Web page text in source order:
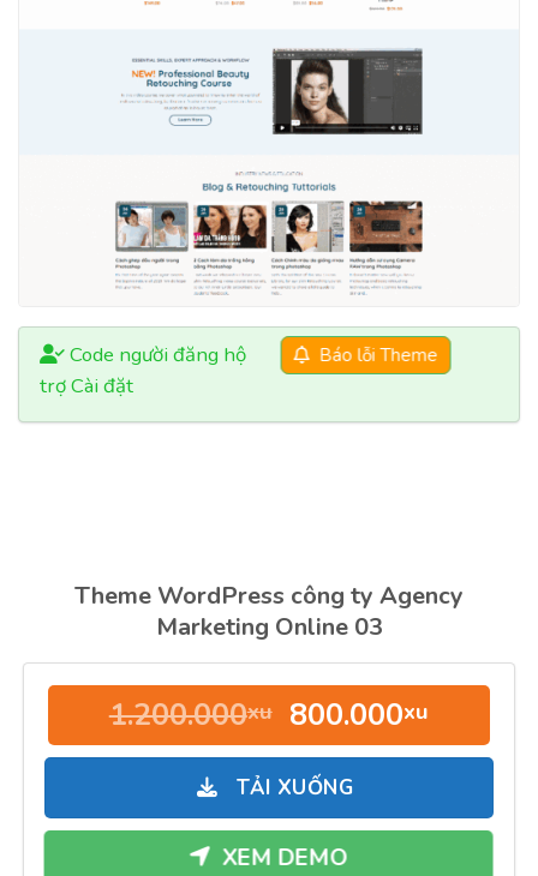
Code người đăng hộ
trợ Cài đặt
Báo lỗi Theme
Theme WordPress công ty Agency
Marketing Online 03
1.200.000xu Giá
gốc
là:
1.200.000xu.
800.000xu
hiện
TẢI XUỐNG
XEM DEMO